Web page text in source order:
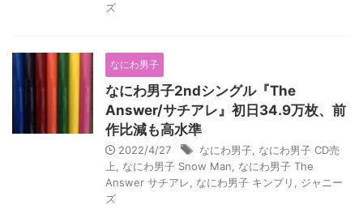
ズ
なにわ男子
なにわ男子2ndシングル『The
Answer/サチアレ』初日34.9万枚、前
作比減も高水準
2022/4/27 なにわ男子 なにわ男子 CD売
上
なにわ男子 Snow Man
なにわ男子 The
Answer サチアレ
なにわ男子 キンプリ
ジャニー
ズ